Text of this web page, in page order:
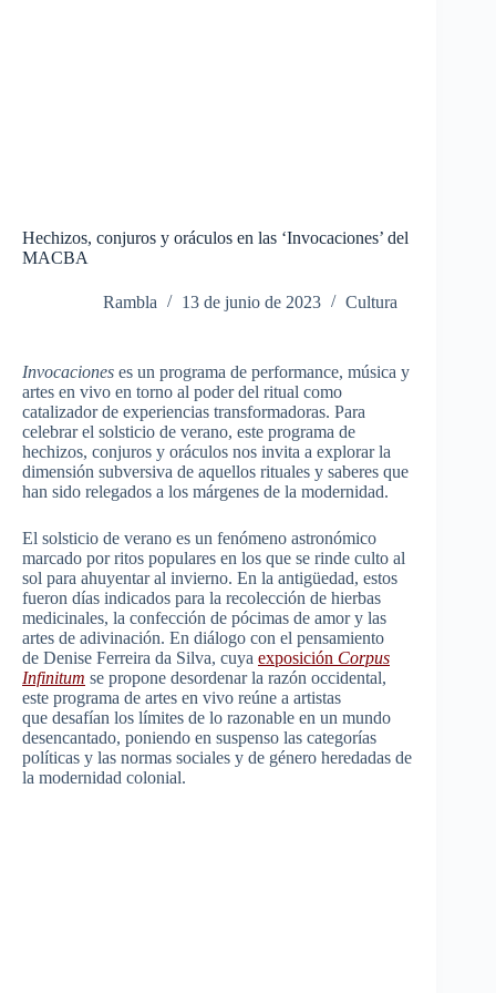
Hechizos, conjuros y oráculos en las ‘Invocaciones’ del
MACBA
Rambla 13 de junio de 2023 Cultura
Invocaciones es un programa de performance, música y
artes en vivo en torno al poder del ritual como
catalizador de experiencias transformadoras. Para
celebrar el solsticio de verano, este programa de
hechizos, conjuros y oráculos nos invita a explorar la
dimensión subversiva de aquellos rituales y saberes que
han sido relegados a los márgenes de la modernidad.
El solsticio de verano es un fenómeno astronómico
marcado por ritos populares en los que se rinde culto al
sol para ahuyentar al invierno. En la antigüedad, estos
fueron días indicados para la recolección de hierbas
medicinales, la confección de pócimas de amor y las
artes de adivinación. En diálogo con el pensamiento
de Denise Ferreira da Silva, cuya exposición Corpus
Infinitum se propone desordenar la razón occidental,
este programa de artes en vivo reúne a artistas
que desafían los límites de lo razonable en un mundo
desencantado, poniendo en suspenso las categorías
políticas y las normas sociales y de género heredadas de
la modernidad colonial.